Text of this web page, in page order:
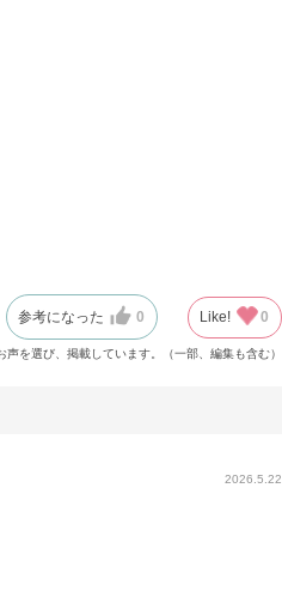
参考になった 0 Like! 0
を選び、掲載しています。（一部、編集も含む）
2026.5.22